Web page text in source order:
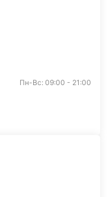
Пн-Вс: 09:00 - 21:00